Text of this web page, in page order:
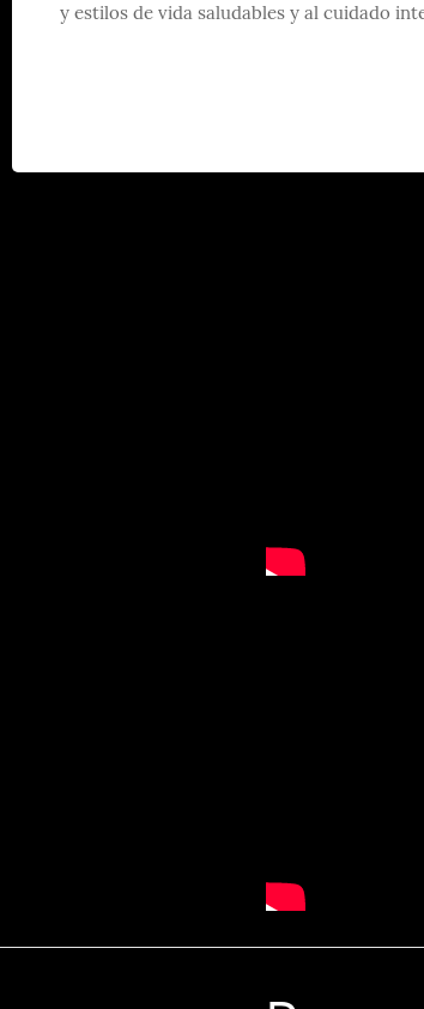
y estilos de vida saludables y al cuidado